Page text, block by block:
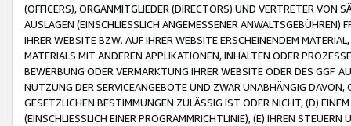
(OFFICERS), ORGANMITGLIEDER (DIRECTORS) UND VERTRETER VON
AUSLAGEN (EINSCHLIESSLICH ANGEMESSENER
IHRER WEBSITE BZW. AUF IHRER WEBSITE ERSCHEINENDEM
MATERIALS MIT ANDEREN APPLIKATIONEN, INHALTEN ODER
BEWERBUNG ODER VERMARKTUNG IHRER WEBSITE ODER DES GGF.
NUTZUNG DER SERVICEANGEBOTE UND ZWAR UNABHÄNGIG
GESETZLICHEN BESTIMMUNGEN ZULÄSSIG IST ODER NICHT, (D)
(EINSCHLIESSLICH EINER PROGRAMMRICHTLINIE), (E) IHREN